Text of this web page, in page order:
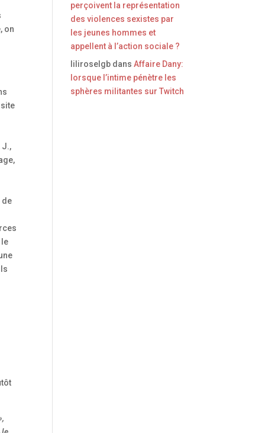
on
J.,
de
le
perçoivent la représentation
des violences sexistes par
les jeunes hommes et
appellent à l’action sociale ?
liliroselgb dansAffaire Dany:
lorsque l’intime pénètre les
sphères militantes sur Twitch